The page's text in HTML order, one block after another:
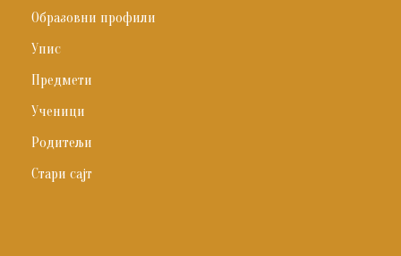
Образовни профили
Упис
Предмети
Ученици
Родитељи
Стари сајт